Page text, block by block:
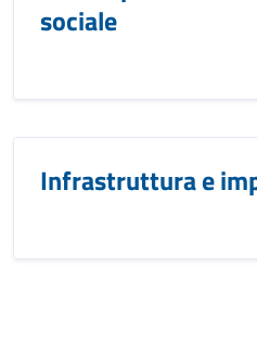
sociale
Infrastruttura e